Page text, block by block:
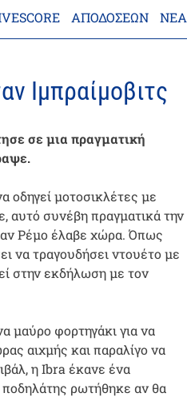
ΑΠΟΔΌΣΕΩΝ ΝΈΑ
Ιμπραίμοβιτς
σε μια πραγματική
οδηγεί μοτοσικλέτες με
αυτό συνέβη πραγματικά την
Ρέμο έλαβε χώρα. Όπως
να τραγουδήσει ντουέτο με
στην εκδήλωση με τον
μαύρο φορτηγάκι για να
αιχμής και παραλίγο να
η Ibra έκανε ένα
ποδηλάτης ρωτήθηκε αν θα